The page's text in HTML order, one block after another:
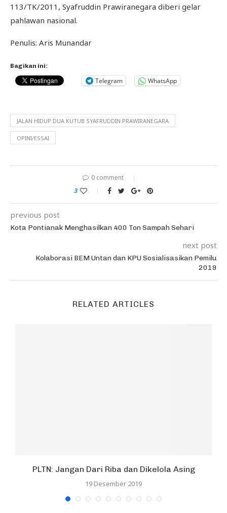
113/TK/2011, Syafruddin Prawiranegara diberi gelar
pahlawan nasional.
Penulis: Aris Munandar
Bagikan ini:
Telegram WhatsApp
JALAN HIDUP DUA KUTUB SYAFRUDDIN PRAWIRANEGARA
OPINI/ESSAI
0 comment
3
previous post
Kota Pontianak Menghasilkan 400 Ton Sampah Sehari
next post
Kolaborasi BEM Untan dan KPU Sosialisasikan Pemilu
2019
RELATED ARTICLES
PLTN: Jangan Dari Riba dan Dikelola Asing
19 Desember 2019